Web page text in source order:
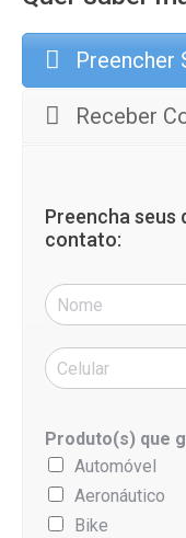
Preencher
Receber
Preencha seus
contato:
Produto(s) que
Automóvel
Aeronáutico
Bike